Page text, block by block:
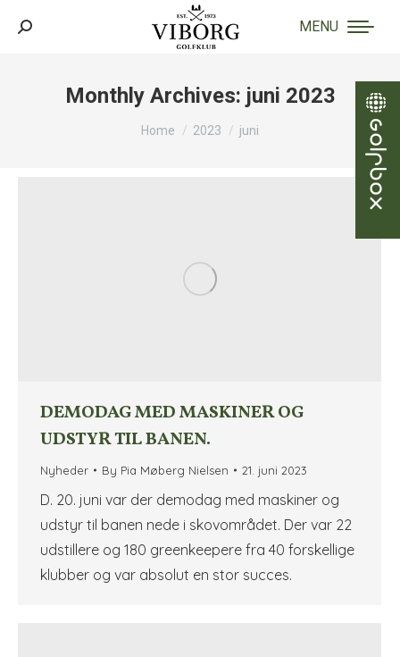
MENU
Search:
Monthly Archives: juni 2023
You are here:
Home 2023 juni
DEMODAG MED MASKINER OG
UDSTYR TIL BANEN.
Nyheder By Pia Møberg Nielsen 21. juni 2023
D. 20. juni var der demodag med maskiner og
udstyr til banen nede i skovområdet. Der var 22
udstillere og 180 greenkeepere fra 40 forskellige
klubber og var absolut en stor succes.